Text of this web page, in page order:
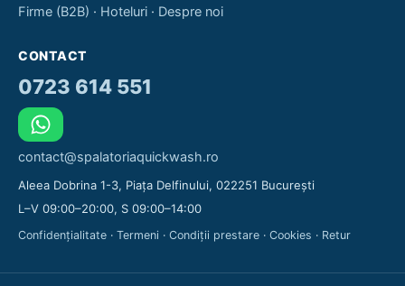
Firme (B2B) · Hoteluri · Despre noi
CONTACT
0723 614 551
contact@spalatoriaquickwash.ro
Aleea Dobrina 1-3, Piața Delfinului, 022251 București
L–V 09:00–20:00, S 09:00–14:00
Confidențialitate · Termeni · Condiții prestare · Cookies · Retur